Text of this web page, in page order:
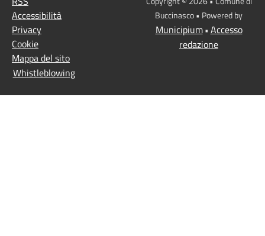
Accessibilità
Privacy
Cookie
Mappa del sito
Whistleblowing
Buccinasco • Powered by
Municipium• Accesso
redazione